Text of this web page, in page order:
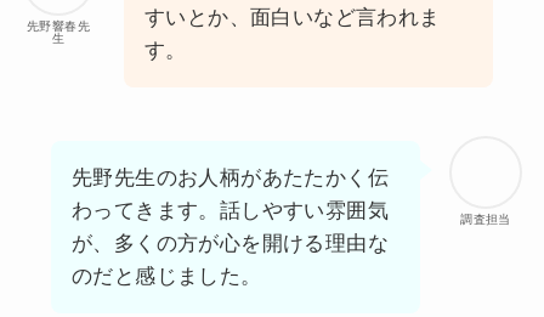
先野響春先
生
すいとか、面白いなど言われま
す。
調査担当
先野先生のお人柄があたたかく伝
わってきます。話しやすい雰囲気
が、多くの方が心を開ける理由な
のだと感じました。